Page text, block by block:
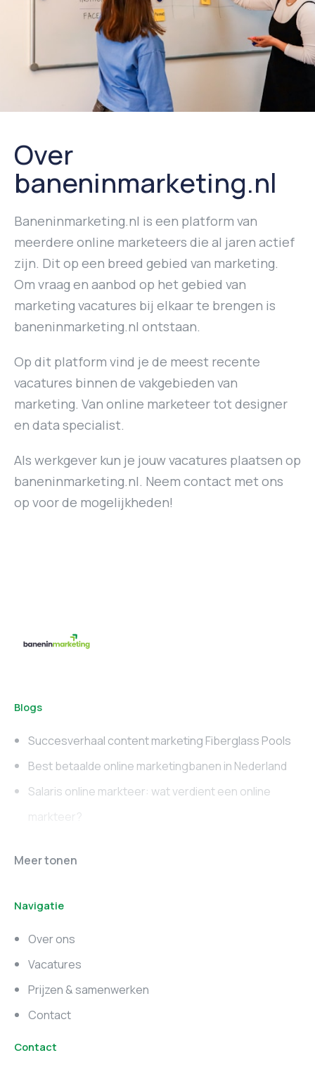
Over
baneninmarketing.nl
Baneninmarketing.nl is een platform van
meerdere online marketeers die al jaren actief
zijn. Dit op een breed gebied van marketing.
Om vraag en aanbod op het gebied van
marketing vacatures bij elkaar te brengen is
baneninmarketing.nl ontstaan.
Op dit platform vind je de meest recente
vacatures binnen de vakgebieden van
marketing. Van online marketeer tot designer
en data specialist.
Als werkgever kun je jouw vacatures plaatsen op
baneninmarketing.nl. Neem contact met ons
op voor de mogelijkheden!
Blogs
Succesverhaal content marketing Fiberglass Pools
Best betaalde online marketingbanen in Nederland
Salaris online markteer: wat verdient een online
markteer?
Online marketing
Marketing vacatures
Zuid-Holland
Marketing vacatures
Utrecht
Meer tonen
Navigatie
Over ons
Vacatures
Prijzen & samenwerken
Contact
Contact